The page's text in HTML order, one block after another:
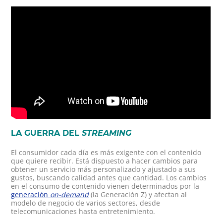
LA GUERRA DELSTREAMING
El consumidor cada día es más exigente con el contenido
que quiere recibir. Está dispuesto a hacer cambios para
obtener un servicio más personalizado y ajustado a sus
gustos, buscando calidad antes que cantidad. Los cambios
en el consumo de contenido vienen determinados por la
generación on-demand(la Generación Z) y afectan al
modelo de negocio de varios sectores, desde
telecomunicaciones hasta entretenimiento.